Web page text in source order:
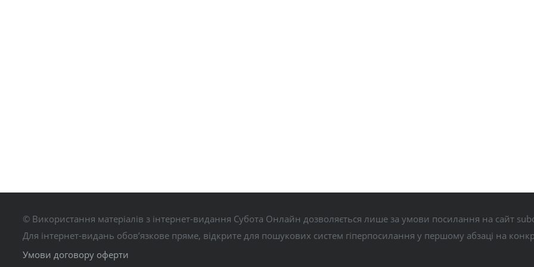
© Використання матеріалів з інтернет-видання Субота Онлайн дозволяється лише за умови посилання на сайт
Для інтернет-видань обов’язкове пряме, відкрите для пошукових систем гіперпосилання у першому абзаці на
Умови договору оферти